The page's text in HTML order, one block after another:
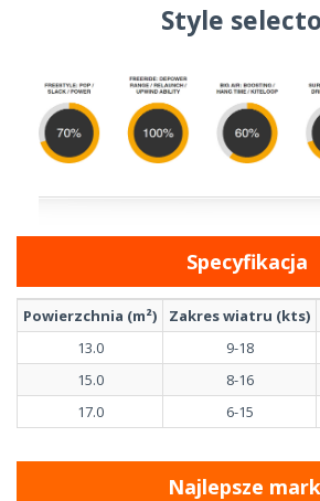
Style
Specyfikacja
Powierzchnia (m²) Zakres wiatru (kts)
13.0
9-18
15.0
8-16
17.0
6-15
Najlepsze